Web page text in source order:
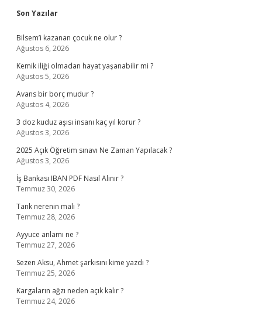
Sidebar
Son Yazılar
Bilsem’i kazanan çocuk ne olur ?
Ağustos 6, 2026
Kemik iliği olmadan hayat yaşanabilir mi ?
Ağustos 5, 2026
Avans bir borç mudur ?
Ağustos 4, 2026
3 doz kuduz aşısı insanı kaç yıl korur ?
Ağustos 3, 2026
2025 Açık Öğretim sınavı Ne Zaman Yapılacak ?
Ağustos 3, 2026
İş Bankası IBAN PDF Nasıl Alınır ?
Temmuz 30, 2026
Tank nerenin malı ?
Temmuz 28, 2026
Ayyuce anlamı ne ?
Temmuz 27, 2026
Sezen Aksu, Ahmet şarkısını kime yazdı ?
Temmuz 25, 2026
Kargaların ağzı neden açık kalır ?
Temmuz 24, 2026